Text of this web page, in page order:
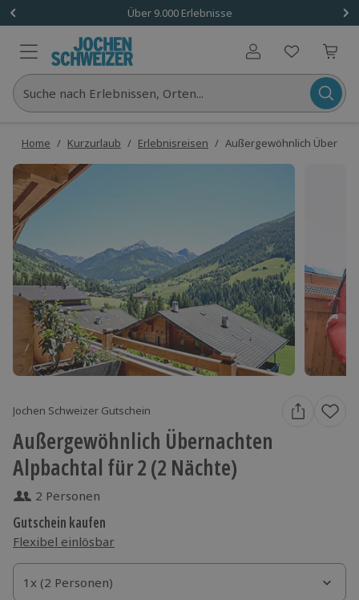
Über 9.000 Erlebnisse
Benutzerkonto
Suche nach Erlebnissen, Orten...
Home / Kurzurlaub / Erlebnisreisen / Außergewöhnlich
Jochen Schweizer Gutschein
Außergewöhnlich Übernachten
Alpbachtal für 2 (2 Nächte)
2 Personen
Gutschein kaufen
Flexibel einlösbar
1x (2 Personen)
1x (2 Personen)
1x (2 Personen)